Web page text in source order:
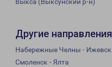
Выкса (Выксунский р-н)
Другие направления
Набережные Челны - Ижевск
Смоленск - Ялта